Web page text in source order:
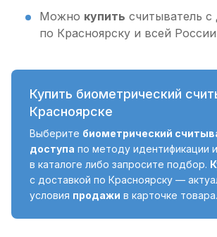
Можно купить считыватель с
по Красноярску и всей России
Купить биометрический
Красноярске
Выберите биометрический
доступа по методу идентификации
в каталоге либо запросите подбор.
с доставкой по Красноярску —
условия продажи в карточке товара.